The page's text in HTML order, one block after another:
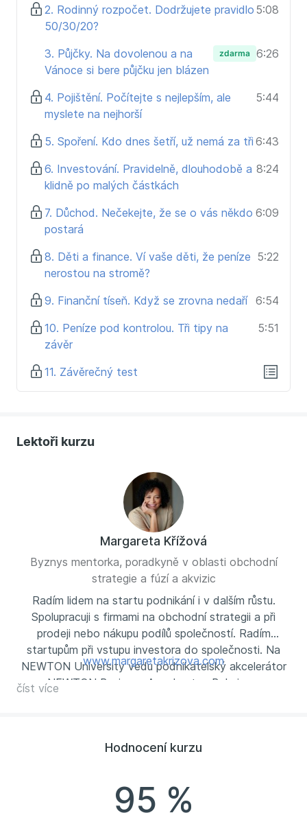
2. Rodinný rozpočet. Dodržujete pravidlo
50/30/20?
5:08
3. Půjčky. Na dovolenou a na
Vánoce si bere půjčku jen blázen
zdarma 6:26
4. Pojištění. Počítejte s nejlepším, ale
myslete na nejhorší
5:44
5. Spoření. Kdo dnes šetří, už nemá za tři 6:43
6. Investování. Pravidelně, dlouhodobě a
klidně po malých částkách
8:24
7. Důchod. Nečekejte, že se o vás někdo
postará
6:09
8. Děti a finance. Ví vaše děti, že peníze
nerostou na stromě?
5:22
9. Finanční tíseň. Když se zrovna nedaří 6:54
10. Peníze pod kontrolou. Tři tipy na
závěr
5:51
11. Závěrečný test
Lektoři kurzu
Margareta Křížová
Byznys mentorka, poradkyně v oblasti obchodní
strategie a fúzí a akvizic
Radím lidem na startu podnikání i v dalším růstu.
Spolupracuji s firmami na obchodní strategii a při
prodeji nebo nákupu podílů společností. Radím
startupům při vstupu investora do společnosti. Na
NEWTON University vedu podnikatelský akcelerátor
NEWTON Business Accelerator. Byla jsem
gramotnost - Máme na to. Píšu blog, napsala jsem
www.margaretakrizova.com
číst více
Hodnocení kurzu
95 %